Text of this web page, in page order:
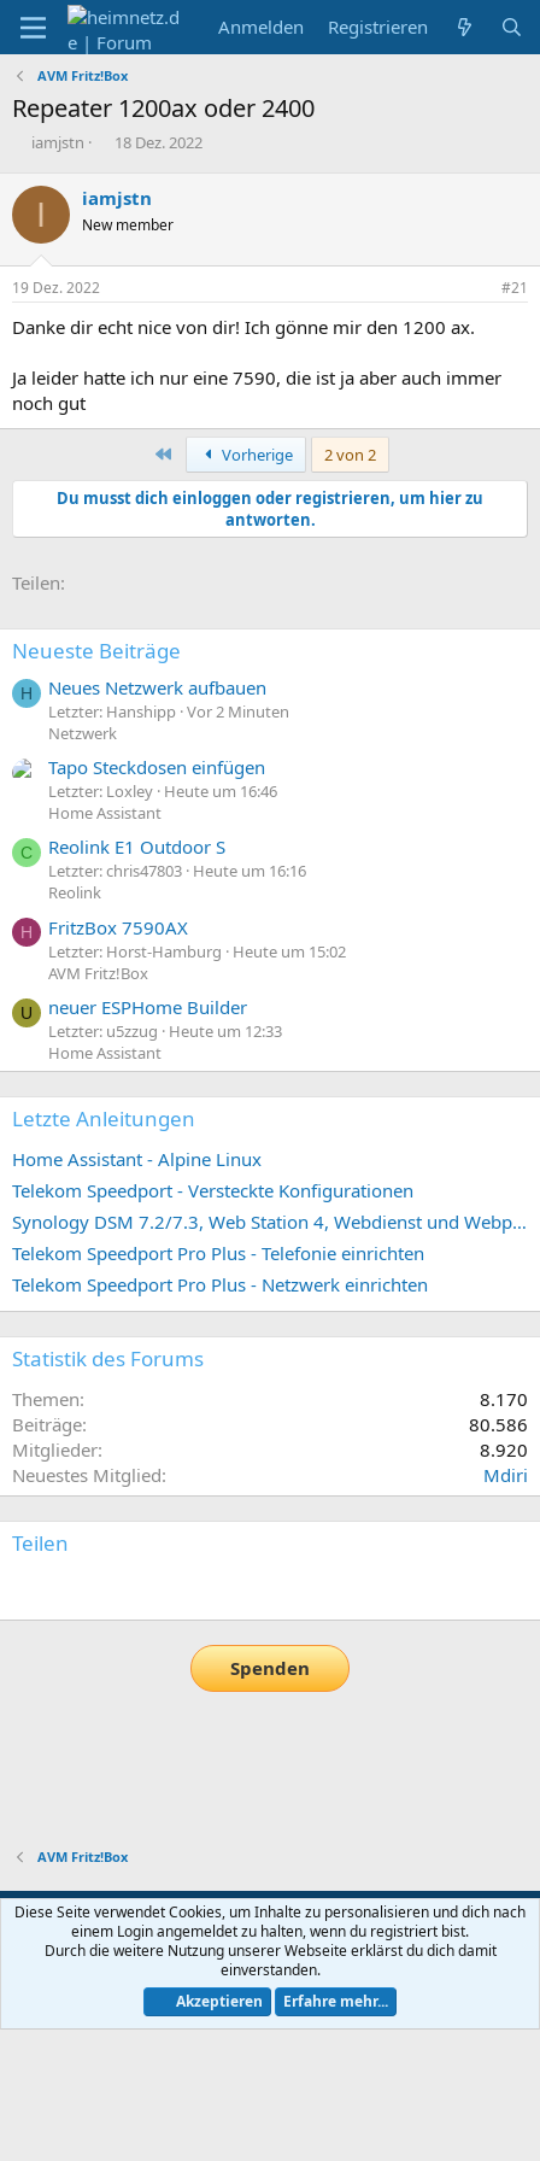
Anmelden Registrieren
AVM Fritz!Box
Repeater 1200ax oder 2400
E
s
l
l
e
iamjstn
E
t
e
l
m
18 Dez. 2022
I iamjstn
New member
19 Dez. 2022 #21
Danke dir echt nice von dir! Ich gönne mir den 1200 ax.
Ja leider hatte ich nur eine 7590, die ist ja aber auch immer
noch gut
Erste Vorherige
2 von 2
Du musst dich einloggen oder registrieren, um hier zu
antworten.
Teilen:
Neueste Beiträge
H Neues Netzwerk aufbauen
Letzter: Hanshipp Vor 2 Minuten
Netzwerk
Tapo Steckdosen einfügen
Letzter: Loxley Heute um 16:46
Home Assistant
C Reolink E1 Outdoor S
Letzter: chris47803 Heute um 16:16
Reolink
H FritzBox 7590AX
Letzter: Horst-Hamburg
Heute um 15:02
AVM Fritz!Box
U neuer ESPHome Builder
Letzter: u5zzug
Heute um 12:33
Home Assistant
Letzte Anleitungen
Home Assistant - Alpine Linux
Telekom Speedport - Versteckte Konfigurationen
Synology DSM 7.2/7.3, Web Station 4, Webdienst und Webportal erstellen (ehemals vHost)
Telekom Speedport Pro Plus - Telefonie einrichten
Telekom Speedport Pro Plus - Netzwerk einrichten
Statistik des Forums
Themen
8.170
Beiträge
80.586
Mitglieder
8.920
Neuestes Mitglied
Mdiri
Teilen
Spenden
AVM Fritz!Box
Default-Theme
Nutzungsbedingungen
Datenschutz Hilfe und Impressum Start
Community platform by XenForo® © 2010-2026 XenForo Ltd.
Diese Seite verwendet Cookies, um Inhalte zu personalisieren und dich nach
einem Login angemeldet zu halten, wenn du registriert bist.
Durch die weitere Nutzung unserer Webseite erklärst du dich damit
einverstanden.
Akzeptieren
Erfahre mehr...